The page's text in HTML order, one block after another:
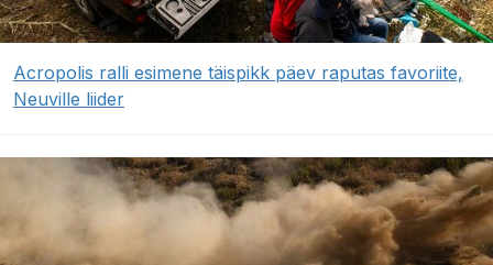
Acropolis ralli esimene täispikk päev raputas favoriite,
Neuville liider